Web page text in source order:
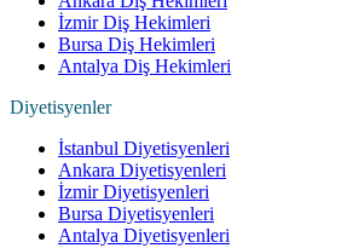
İzmir Diş Hekimleri
Bursa Diş Hekimleri
Antalya Diş Hekimleri
Diyetisyenler
İstanbul Diyetisyenleri
Ankara Diyetisyenleri
İzmir Diyetisyenleri
Bursa Diyetisyenleri
Antalya Diyetisyenleri